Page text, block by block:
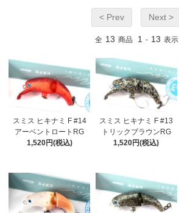
< Prev Next >
全 13 商品 1 - 13 表示
スミス ヒキナミ F #14
アーベントロートRG
1,520円(税込)
スミス ヒキナミ F #13
トリックブラウンRG
1,520円(税込)